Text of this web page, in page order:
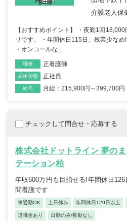
介護老人保
【おすすめポイント】 ・夜勤1回
リです。 ・年間休日115日、残業少なめ
・オンコールな...
職種 正看護師
雇用形態 正社員
給与 月給：215,900円～399,700円
チェックして問合せ・応募する
株式会社ドットライン 夢の
テーション柏
年収600万円も目指せる!年間休日
問看護です
車通勤OK 土日休み 年間休日120日以上
退職金あり 日勤のみ/夜勤なし